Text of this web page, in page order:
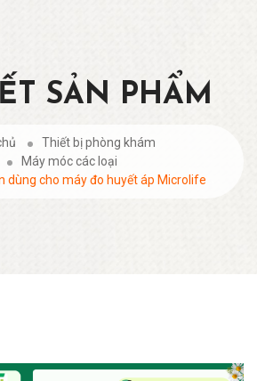
SẢN PHẨM
Thiết bị phòng khám
Máy móc các loại
dùng cho máy đo huyết áp Microlife